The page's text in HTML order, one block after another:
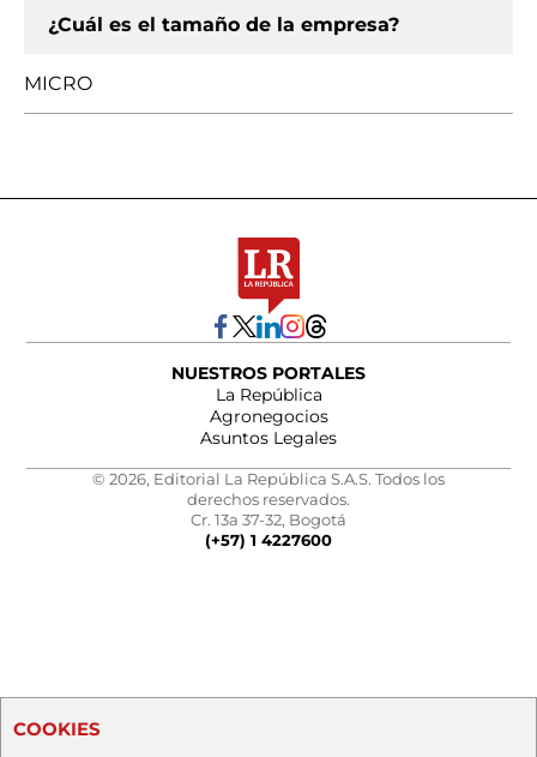
¿Cuál es el tamaño de la empresa?
MICRO
NUESTROS PORTALES
La República
Agronegocios
Asuntos Legales
© 2026, Editorial La República S.A.S. Todos los
derechos reservados.
Cr. 13a 37-32, Bogotá
(+57) 1 4227600
COOKIES